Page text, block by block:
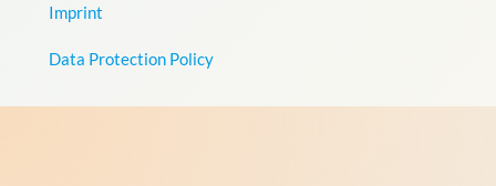
Imprint
Data Protection Policy